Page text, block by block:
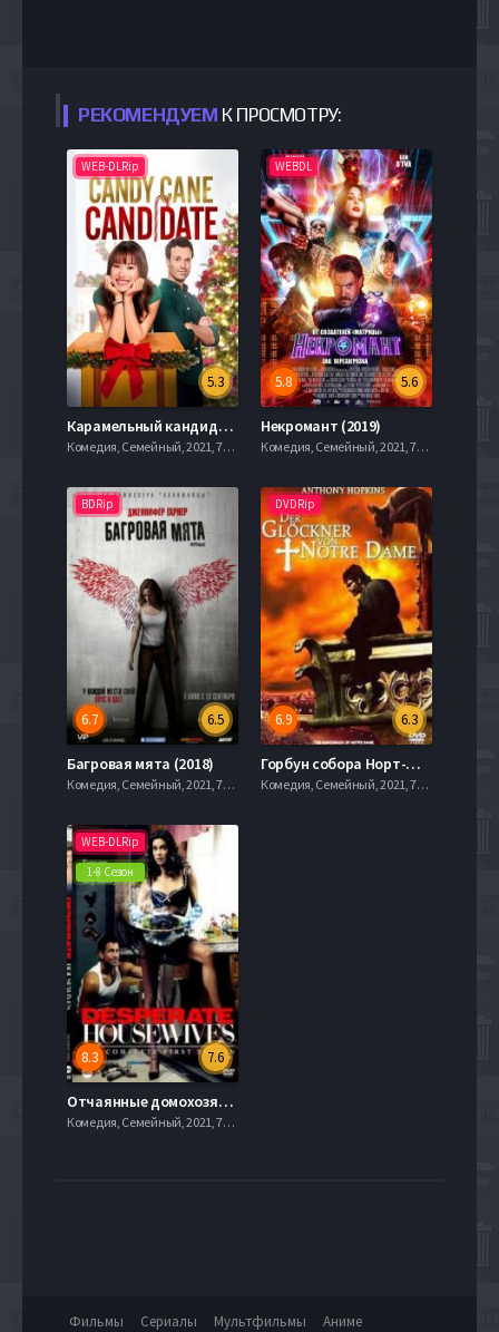
РЕКОМЕНДУЕМ К ПРОСМОТРУ:
WEB-DLRip
5.3
Карамельный кандидат (2021)
Комедия, Семейный, 2021, 720hd, mobilen
WEBDL
5.6
5.8
Некромант (2019)
Комедия, Семейный, 2021, 720hd, mobilen
BDRip
6.5
6.7
Багровая мята (2018)
Комедия, Семейный, 2021, 720hd, mobilen
DVDRip
6.3
6.9
Горбун собора Норт-Дам (1982)
Комедия, Семейный, 2021, 720hd, mobilen
WEB-DLRip
1-8 Сезон
7.6
8.3
Отчаянные домохозяйки (1-8 Сезон)
Комедия, Семейный, 2021, 720hd, mobilen
Фильмы Сериалы Мультфильмы
Аниме